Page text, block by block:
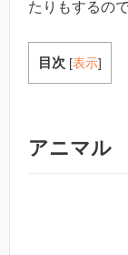
たりもするの
目次 [表示]
アニマル